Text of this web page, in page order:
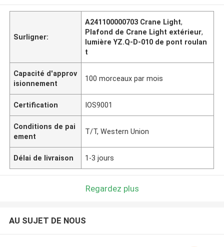
Surligner:
A241100000703 Crane Light,
Plafond de Crane Light extérieur,
lumière YZ.Q-D-010 de pont roulan
t
Capacité d'approv
isionnement
100 morceaux par mois
Certification IOS9001
Conditions de pai
ement
T/T, Western Union
Délai de livraison 1-3 jours
Regardez plus
AU SUJET DE NOUS